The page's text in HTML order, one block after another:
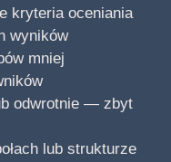
kryteria oceniania
wyników
mniej
odwrotnie — zbyt
lub strukturze